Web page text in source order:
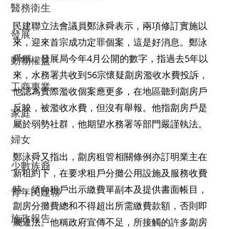
醫務衛生
發展
動物權益
工商專業
家庭
婦女
少數族裔
青年民建聯
施政報告
民建聯立法會議員鄭泳舜表示，兩項修訂實施以
來，迎來首宗成功定罪個案，這是好消息。鄭泳
舜稱，發展局今年4月公開的數字，指過去5年以
來，水務署共收到56宗懷疑劏房濫收水費投訴，
他認為實際濫收個案應更多，在地區聽到劏房戶
反映，被濫收水費，但沒有舉報。他指劏房戶是
屬於弱勢社群，他期望水務署等部門嚴謹執法。
鄭泳舜又指出，劏房租管相關條例亦訂明業主在
新租約下，在要求租戶分攤公用設施及服務收費
時，須向租戶出示繳費單副本及提供書面帳目，
劏房分攤費總和不得超出所需繳費款額，否則即
屬違法。他稱政府宣傳不足，所接觸的許多劏房